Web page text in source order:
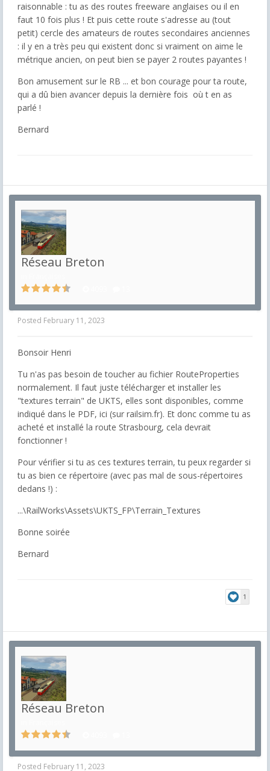
raisonnable : tu as des routes freeware anglaises ou il en
faut 10 fois plus ! Et puis cette route s'adresse au (tout
petit) cercle des amateurs de routes secondaires anciennes
: il y en a très peu qui existent donc si vraiment on aime le
métrique ancien, on peut bien se payer 2 routes payantes !
Bon amusement sur le RB ... et bon courage pour ta route,
qui a dû bien avancer depuis la dernière fois où t en as
parlé !
Bernard
Réseau Breton
Posted February 11, 2023
Bonsoir Henri
Tu n'as pas besoin de toucher au fichier RouteProperties
normalement. Il faut juste télécharger et installer les
"textures terrain" de UKTS, elles sont disponibles, comme
indiqué dans le PDF, ici (sur railsim.fr). Et donc comme tu as
acheté et installé la route Strasbourg, cela devrait
fonctionner !
Pour vérifier si tu as ces textures terrain, tu peux regarder si
tu as bien ce répertoire (avec pas mal de sous-répertoires
dedans !) :
...\RailWorks\Assets\UKTS_FP\Terrain_Textures
Bonne soirée
Bernard
1
Réseau Breton
Posted February 11, 2023